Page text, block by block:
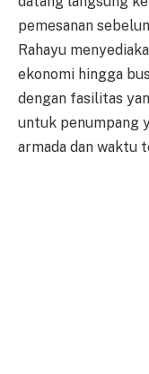
pemesanan
Rahayu
ekonomi hingga
dengan fasilitas
untuk penumpang
armada dan waktu